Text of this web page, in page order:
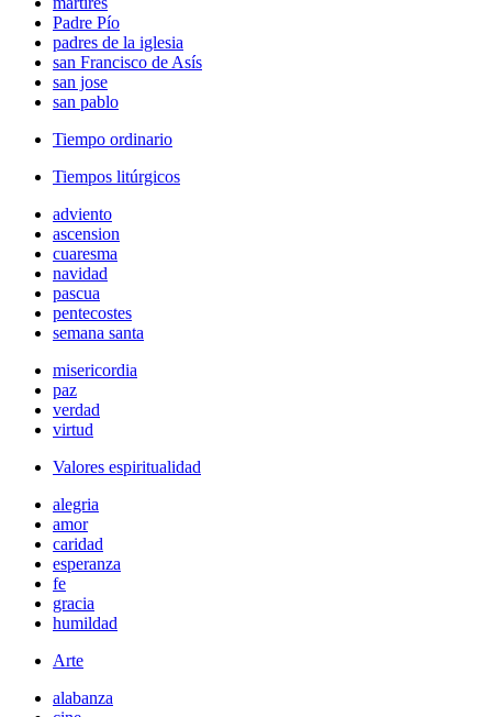
Padre Pío
padres de la iglesia
san Francisco de Asís
san jose
san pablo
Tiempo ordinario
Tiempos litúrgicos
adviento
ascension
cuaresma
navidad
pascua
pentecostes
semana santa
misericordia
paz
verdad
virtud
Valores espiritualidad
alegria
amor
caridad
esperanza
fe
gracia
humildad
Arte
alabanza